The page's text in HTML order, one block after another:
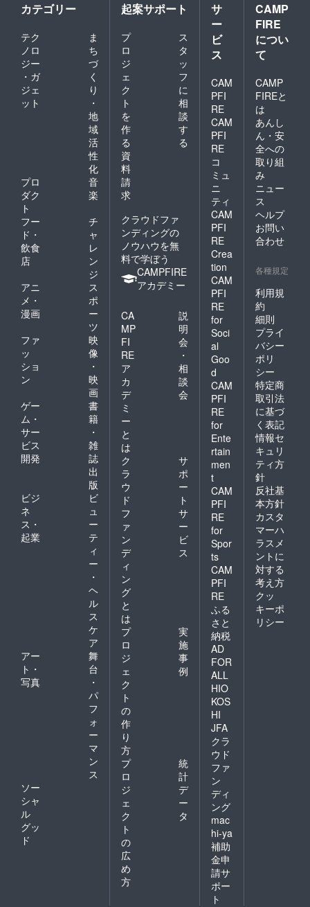
カテゴリー
テク
ノロ
ジー
・ガ
ジェ
ット
ま
ち
づ
く
り
・
地
域
活
性
化
プロ
ダク
ト
音
楽
フー
ド・
飲食
店
チ
ャ
レ
ン
ジ
アニ
メ・
漫画
ス
ポ
ー
ツ
ファ
ッ
ショ
ン
映
像
・
映
画
ゲー
ム・
サー
ビス
開発
書
籍
・
雑
誌
出
版
ビジ
ネ
ス・
起業
ビ
ュ
ー
テ
ィ
ー
・
ヘ
ル
ス
ケ
ア
アー
ト・
写真
舞
台
・
パ
フ
ォ
ー
マ
ン
ス
ソー
シャ
ル
グッ
ド
起案サポート
プ
ロ
ジ
ェ
ク
ト
を
作
る
ス
タ
ッ
フ
に
相
談
す
る
資
料
請
求
クラウドファ
ンディングの
ノウハウを無
料で学ぼう
CAMPFIRE
アカデミー
CA
MP
FI
RE
ア
カ
デ
ミ
ー
と
は
説
明
会
・
相
談
会
ク
ラ
ウ
ド
フ
ァ
ン
デ
ィ
ン
グ
と
は
サ
ポ
ー
ト
サ
ー
ビ
ス
プ
ロ
ジ
ェ
ク
ト
の
作
り
方
実
施
事
例
プ
ロ
ジ
ェ
ク
ト
の
広
め
方
統
計
デ
ー
タ
サ
ー
ビ
ス
CAM
PFI
RE
CAM
PFI
RE
コ
ミュ
ニ
ティ
CAM
PFI
RE
Crea
tion
CAM
PFI
RE
for
Soci
al
Goo
d
CAM
PFI
RE
for
Ente
rtain
men
t
CAM
PFI
RE
for
Spor
ts
CAM
PFI
RE
ふる
さと
納税
AD
FOR
ALL
HIO
KOS
HI
JFA
クラ
ウド
ファ
ン
ディ
ング
mac
hi-ya
補助
金申
請サ
ポー
ト
CAMP
FIRE
につい
て
CAMP
FIREと
は
あんし
ん・安
全への
取り組
み
ニュー
ス
ヘルプ
お問い
合わせ
各種規定
利用規
約
細則
プライ
バシー
ポリ
シー
特定商
取引法
に基づ
く表記
情報セ
キュリ
ティ方
針
反社基
本方針
カスタ
マーハ
ラスメ
ントに
対する
考え方
クッ
キーポ
リシー